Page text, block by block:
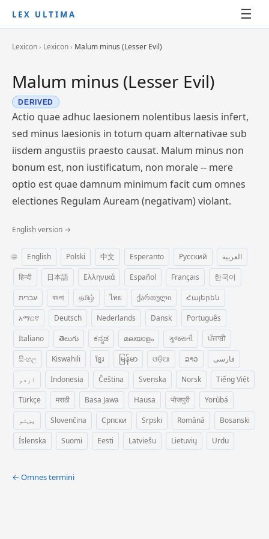
LEX ULTIMA ☰
Lexicon › Lexicon › Malum minus (Lesser Evil)
Malum minus (Lesser Evil)
DERIVED
Actio quae adhuc laesionem nolentibus laesis infert,
sed minus laesionis in totum quam alternativae sub
iisdem angustiis praesto causat. Malum minus non
bonum est, non iustificatum, non morale -- mere
optio est quae damnum minimum facit cum omnes
electiones Regulam Auream (negativam) violant.
English version →
🌐 English Polski 中文 Esperanto Русский
العربية
हिन्दी
日本語 Ελληνικά Español Français
한국어
עברית
বাংলা தமிழ் ไทย ქართული
Հայերեն
አማርኛ
Deutsch Nederlands Dansk
Português
Italiano
తెలుగు ಕನ್ನಡ മലയാളം ગુજરાતી
ਪੰਜਾਬੀ
සිංහල
Kiswahili ខ្មែរ မြန်မာ ଓଡ଼ିଆ ລາວ
فارسی
اردو
Indonesia Čeština Svenska Norsk
Tiếng Việt
Türkçe
मराठी Basa Jawa Hausa भोजपुरी
Yorùbá
پښتو
Slovenčina Српски Srpski Română
Bosanski
Íslenska
Suomi Eesti Latviešu Lietuvių Urdu
← Omnes termini